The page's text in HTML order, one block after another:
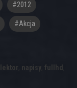
#2012
#akcja
lektor, napisy, fullhd ,